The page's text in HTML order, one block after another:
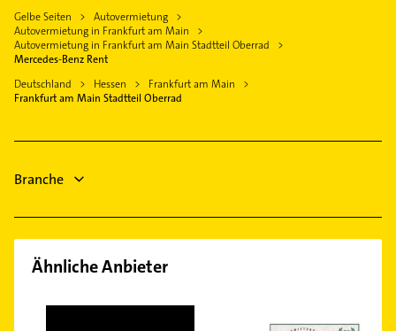
Innenstadt
Niederrad
Ostend
Sachsenhausen
Bad Homburg v. d. Höhe
Rodgau
Karben
Ärztehaus
Hausarzt
Allgemeinarzt
Arzt
Allgemeinarzt
Arzt
Lüftungsanlagen
Heizungsfirmen
Phoniatrie
Gelbe Seiten
Autovermietung
Autovermietung in Frankfurt am Main
Autovermietung in Frankfurt am Main Stadtteil Oberrad
Mercedes-Benz Rent
Deutschland
Hessen
Frankfurt am Main
Frankfurt am Main Stadtteil Oberrad
Branche
Ähnliche Anbieter